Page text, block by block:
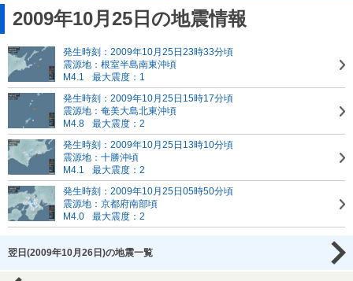
2009年10月25日の地震情報
発生時刻：2009年10月25日23時33分頃
震源地：根室半島南東沖頃
M4.1
最大震度：1
発生時刻：2009年10月25日15時17分頃
震源地：奄美大島北東沖頃
M4.8
最大震度：2
発生時刻：2009年10月25日13時10分頃
震源地：十勝沖頃
M4.1
最大震度：2
発生時刻：2009年10月25日05時50分頃
震源地：京都府南部頃
M4.0
最大震度：2
翌日(2009年10月26日)の地震一覧